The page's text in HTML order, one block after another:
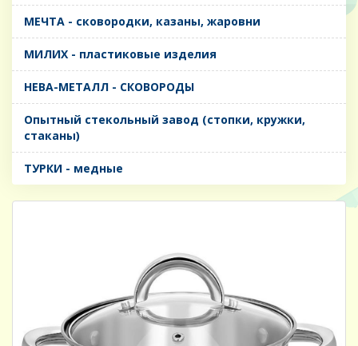
МЕЧТА - сковородки, казаны, жаровни
МИЛИХ - пластиковые изделия
НЕВА-МЕТАЛЛ - СКОВОРОДЫ
Опытный стекольный завод (стопки, кружки,
стаканы)
ТУРКИ - медные